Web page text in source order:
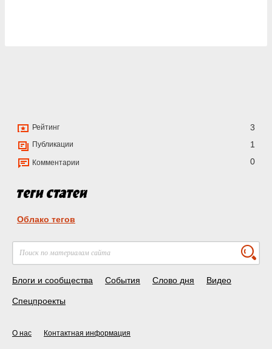
Рейтинг 3
Публикации 1
Комментарии 0
Облако тегов
Блоги и сообщества События Слово дня Видео
Спецпроекты
О нас Контактная информация